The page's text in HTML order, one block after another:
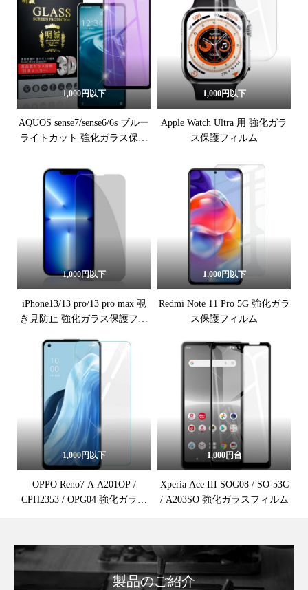
1,000円以下
AQUOS sense7/sense6/6s ブルー
ライトカット 強化ガラス保護
1,000円以下
Apple Watch Ultra 用 強化ガラ
ス保護フィルム
1,000円以下
iPhone13/13 pro/13 pro max 覗
き見防止 強化ガラス保護フィ
1,000円以下
Redmi Note 11 Pro 5G 強化ガラ
ス保護フィルム
1,000円以下
OPPO Reno7 A A201OP /
CPH2353 / OPG04 強化ガラス
1,000円台
Xperia Ace III SOG08 / SO-53C
/ A203SO 強化ガラスフィルム
製品のご紹介